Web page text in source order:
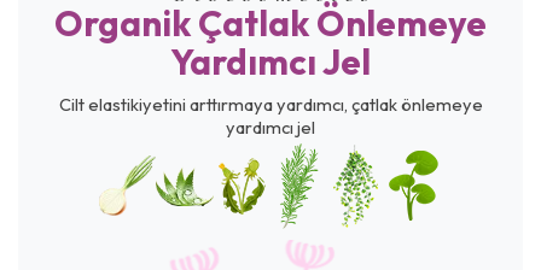
Organik Çatlak Önlemeye
Yardımcı Jel
Cilt elastikiyetini arttırmaya yardımcı, çatlak önlemeye
yardımcı jel